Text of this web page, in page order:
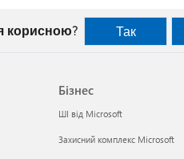
корисною? Так
Бізнес
ШІ від Microsoft
Захисний комплекс Microsoft